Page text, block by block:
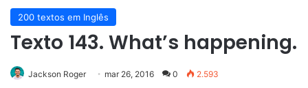
200 textos em Inglês
Texto 143. What’s happening.
Jackson Roger mar 26, 2016 0 2.593